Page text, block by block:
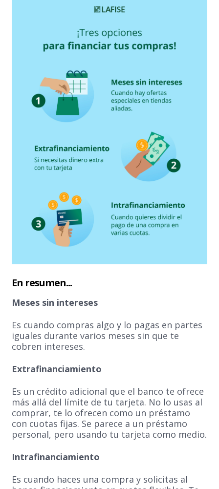
En resumen...
Meses sin intereses
Es cuando compras algo y lo pagas en partes
iguales durante varios meses sin que te
cobren intereses.
Extrafinanciamiento
Es un crédito adicional que el banco te ofrece
más allá del límite de tu tarjeta. No lo usas al
comprar, te lo ofrecen como un préstamo
con cuotas fijas. Se parece a un préstamo
personal, pero usando tu tarjeta como medio.
Intrafinanciamiento
Es cuando haces una compra y solicitas al